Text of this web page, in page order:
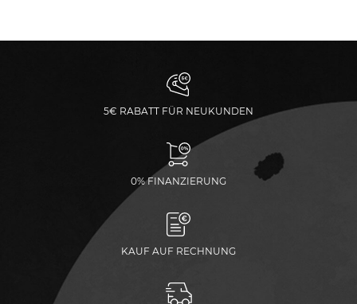
5€ RABATT FÜR NEUKUNDEN
0% FINANZIERUNG
KAUF AUF RECHNUNG